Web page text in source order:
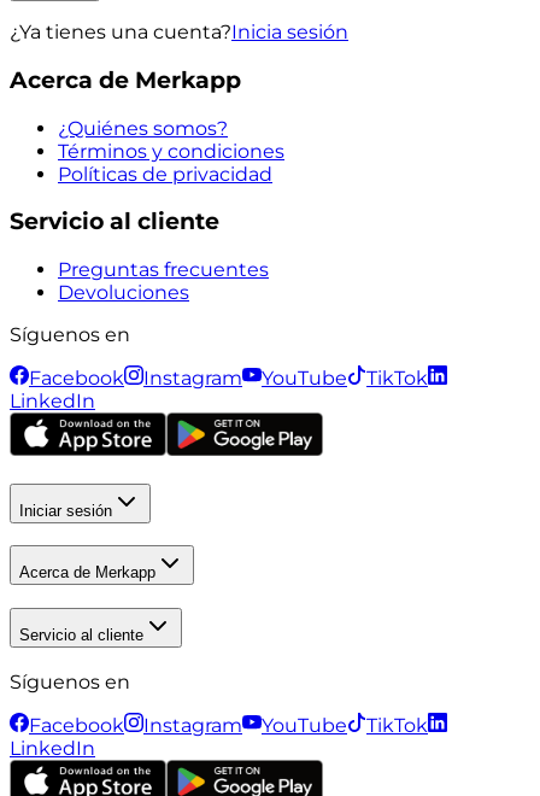
¿Ya tienes una cuenta?Inicia sesión
Acerca de Merkapp
¿Quiénes somos?
Términos y condiciones
Políticas de privacidad
Servicio al cliente
Preguntas frecuentes
Devoluciones
Síguenos en
Facebook
Instagram YouTube
TikTok
LinkedIn
Iniciar sesión
Acerca de Merkapp
Servicio al cliente
Síguenos en
Facebook
Instagram YouTube
TikTok
LinkedIn